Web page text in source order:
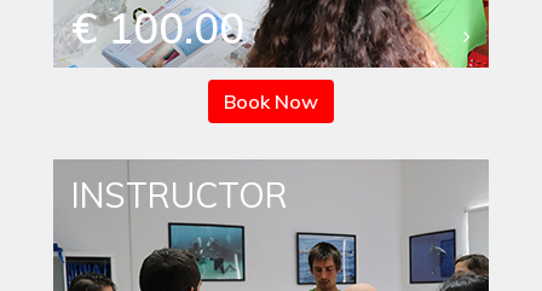
€ 100.00
Book Now
INSTRUCTOR